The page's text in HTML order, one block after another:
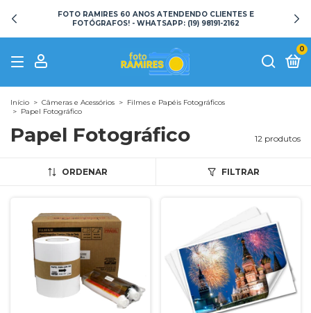
FOTO RAMIRES 60 ANOS ATENDENDO CLIENTES E
FOTÓGRAFOS! - WHATSAPP: (19) 98191-2162
0
Início > Câmeras e Acessórios > Filmes e Papéis Fotográficos
> Papel Fotográfico
Papel Fotográfico 12 produtos
ORDENAR FILTRAR